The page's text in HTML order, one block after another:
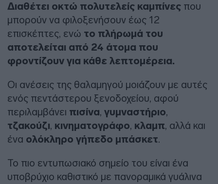
Διαθέτει οκτώ πολυτελείς καμπίνες που
μπορούν να φιλοξενήσουν έως 12
επισκέπτες, ενώ το πλήρωμά του
αποτελείται από 24 άτομα που
φροντίζουν για κάθε λεπτομέρεια.
Οι ανέσεις της θαλαμηγού μοιάζουν με αυτές
ενός πεντάστερου ξενοδοχείου, αφού
περιλαμβάνει πισίνα, γυμναστήριο,
τζακούζι, κινηματογράφο, κλαμπ, αλλά και
ένα ολόκληρο γήπεδο μπάσκετ.
Το πιο εντυπωσιακό σημείο του είναι ένα
υποβρύχιο καθιστικό με πανοραμικά γυάλινα